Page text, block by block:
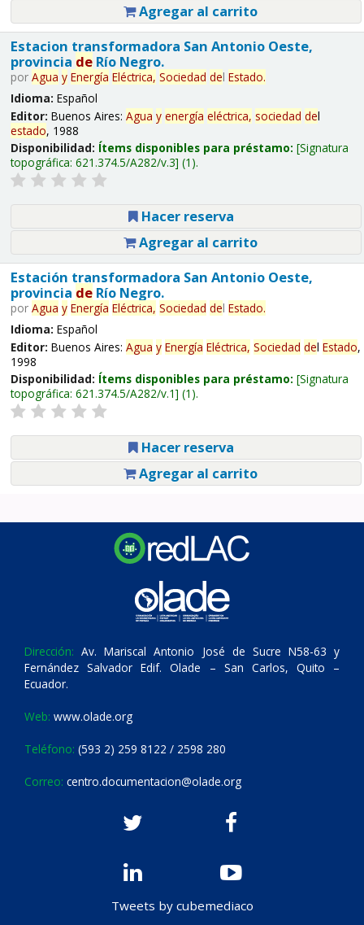
Agregar al carrito
Estacion transformadora San Antonio Oeste,
provincia deRío Negro.
por Agua y Energía Eléctrica, Sociedad del Estado.
Idioma: Español
Editor: Buenos Aires: Agua y energía eléctrica, sociedad del
estado, 1988
Disponibilidad: Ítems disponibles para préstamo: Signatura
topográfica: 621.374.5/A282/v.3 (1).
Hacer reserva
Agregar al carrito
Estación transformadora San Antonio Oeste,
provincia deRío Negro.
por Agua y Energía Eléctrica, Sociedad del Estado.
Idioma: Español
Editor: Buenos Aires: Agua y Energía Eléctrica, Sociedad del Estado,
1998
Disponibilidad: Ítems disponibles para préstamo: Signatura
topográfica: 621.374.5/A282/v.1 (1).
Hacer reserva
Agregar al carrito
Dirección: Av. Mariscal Antonio José de Sucre N58-63 y
Fernández Salvador Edif. Olade – San Carlos, Quito –
Ecuador.
Web: www.olade.org
Teléfono: (593 2) 259 8122 / 2598 280
Correo: centro.documentacion@olade.org
Tweets by cubemediaco